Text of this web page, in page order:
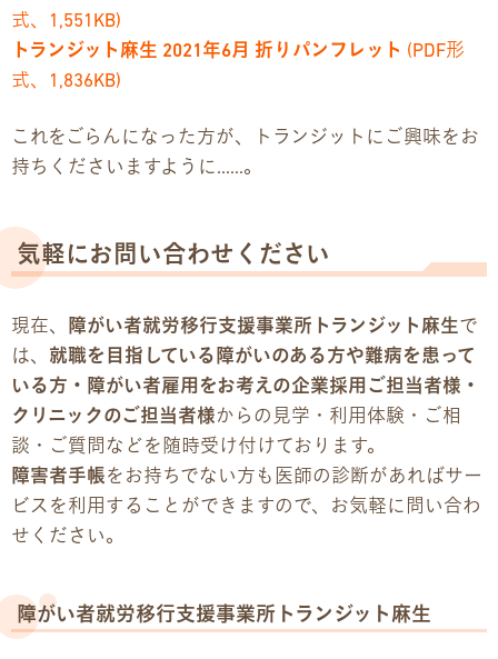
式、1,551KB)
トランジット麻生 2021年6月 折りパンフレット (PDF形
式、1,836KB)
これをごらんになった方が、トランジットにご興味をお
持ちくださいますように……。
気軽にお問い合わせください
現在、 障がい者就労移行支援事業所トランジット麻生で
は、 就職を目指している障がいのある方や難病を患って
いる方・障がい者雇用をお考えの企業採用ご担当者様・
クリニックのご担当者様からの見学・利用体験・ご相
談・ご質問などを随時受け付けております。
障害者手帳をお持ちでない方も医師の診断があればサー
ビスを利用することができますので、お気軽に問い合わ
せください。
障がい者就労移行支援事業所トランジット麻生